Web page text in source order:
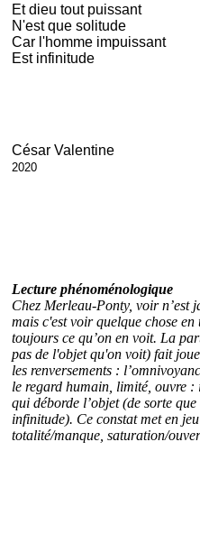
Et dieu tout puissant
N'est que solitude
Car l'homme impuissant
Est infinitude
César Valentine
2020
Lecture phénoménologique
Chez Merleau-Ponty, voir n’est
mais c'est voir quelque chose en
toujours ce qu’on en voit. La
pas de l'objet qu'on voit) fait
les renversements :
le regard humain, limité, ouvre
qui déborde l’objet (de sorte
infinitude). Ce constat met en
totalité/manque, saturation/